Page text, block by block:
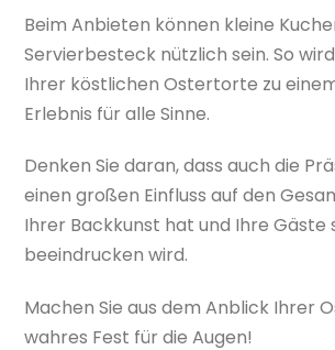
Beim Anbieten können kleine
Servierbesteck nützlich sein. So
Ihrer köstlichen Ostertorte zu
Erlebnis für alle Sinne.
Denken Sie daran, dass auch die
einen großen Einfluss auf den
Ihrer Backkunst hat und Ihre Gäste
beeindrucken wird.
Machen Sie aus dem Anblick Ihrer
wahres Fest für die Augen!